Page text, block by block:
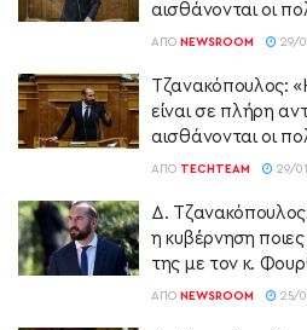
αισθάνονται οι
ΑΠΌ NEWSROOM 29/
Τζανακόπουλος:
είναι σε πλήρη
αισθάνονται οι
ΑΠΌ TECHTEAM 29/
Δ.
η κυβέρνηση ποιες
της με τον κ.
ΑΠΌ NEWSROOM 25/